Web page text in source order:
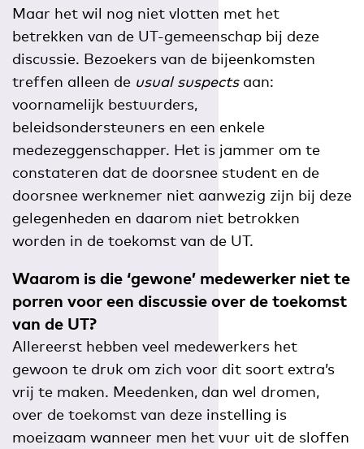
Maar het wil nog niet vlotten met het
betrekken van de UT-gemeenschap bij deze
discussie. Bezoekers van de bijeenkomsten
treffen alleen de usual suspectsaan:
voornamelijk bestuurders,
beleidsondersteuners en een enkele
medezeggenschapper. Het is jammer om te
constateren dat de doorsnee student en de
doorsnee werknemer niet aanwezig zijn bij deze
gelegenheden en daarom niet betrokken
worden in de toekomst van de UT.
Waarom is die ‘gewone’ medewerker niet te
porren voor een discussie over de toekomst
van de UT?
Allereerst hebben veel medewerkers het
gewoon te druk om zich voor dit soort extra’s
vrij te maken. Meedenken, dan wel dromen,
over de toekomst van deze instelling is
moeizaam wanneer men het vuur uit de sloffen